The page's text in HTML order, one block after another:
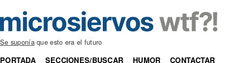
Se suponíaque esto era el futuro
PORTADA SECCIONES/BUSCAR HUMOR
CONTACTAR